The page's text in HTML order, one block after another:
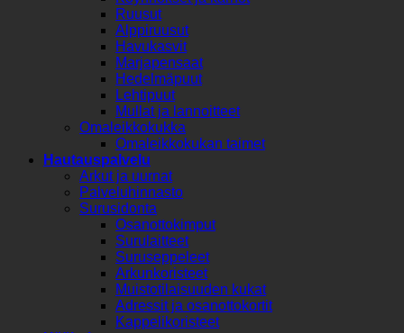
Ruusut
Alppiruusut
Havukasvit
Marjapensaat
Hedelmäpuut
Lehtipuut
Mullat ja lannoitteet
Omaleikkokukka
Omaleikkokukan taimet
Hautauspalvelu
Arkut ja uurnat
Palveluhinnasto
Surusidonta
Osanottokimput
Surulaitteet
Suruseppeleet
Arkunkoristeet
Muistotilaisuuden kukat
Adressit ja osanottokortit
Kappelikoristeet